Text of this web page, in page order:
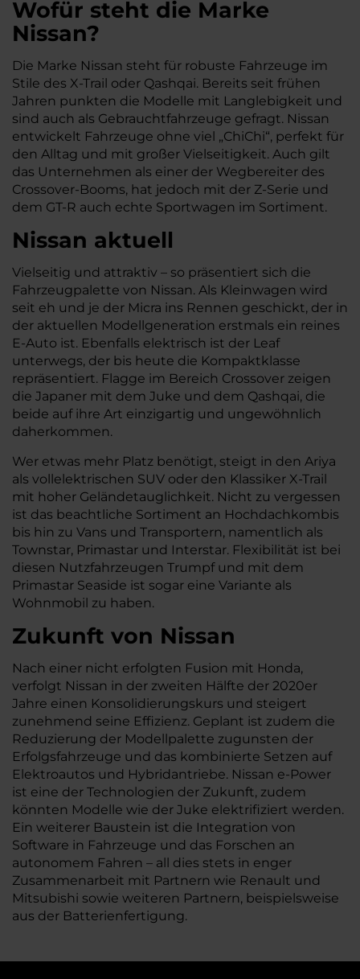
Wofür steht die Marke
Nissan?
Die Marke Nissan steht für robuste Fahrzeuge im
Stile des X-Trail oder Qashqai. Bereits seit frühen
Jahren punkten die Modelle mit Langlebigkeit und
sind auch als Gebrauchtfahrzeuge gefragt. Nissan
entwickelt Fahrzeuge ohne viel „ChiChi“, perfekt für
den Alltag und mit großer Vielseitigkeit. Auch gilt
das Unternehmen als einer der Wegbereiter des
Crossover-Booms, hat jedoch mit der Z-Serie und
dem GT-R auch echte Sportwagen im Sortiment.
Nissan aktuell
Vielseitig und attraktiv – so präsentiert sich die
Fahrzeugpalette von Nissan. Als Kleinwagen wird
seit eh und je der Micra ins Rennen geschickt, der in
der aktuellen Modellgeneration erstmals ein reines
E-Auto ist. Ebenfalls elektrisch ist der Leaf
unterwegs, der bis heute die Kompaktklasse
repräsentiert. Flagge im Bereich Crossover zeigen
die Japaner mit dem Juke und dem Qashqai, die
beide auf ihre Art einzigartig und ungewöhnlich
daherkommen.
Wer etwas mehr Platz benötigt, steigt in den Ariya
als vollelektrischen SUV oder den Klassiker X-Trail
mit hoher Geländetauglichkeit. Nicht zu vergessen
ist das beachtliche Sortiment an Hochdachkombis
bis hin zu Vans und Transportern, namentlich als
Townstar, Primastar und Interstar. Flexibilität ist bei
diesen Nutzfahrzeugen Trumpf und mit dem
Primastar Seaside ist sogar eine Variante als
Wohnmobil zu haben.
Zukunft von Nissan
Nach einer nicht erfolgten Fusion mit Honda,
verfolgt Nissan in der zweiten Hälfte der 2020er
Jahre einen Konsolidierungskurs und steigert
zunehmend seine Effizienz. Geplant ist zudem die
Reduzierung der Modellpalette zugunsten der
Erfolgsfahrzeuge und das kombinierte Setzen auf
Elektroautos und Hybridantriebe. Nissan e-Power
ist eine der Technologien der Zukunft, zudem
könnten Modelle wie der Juke elektrifiziert werden.
Ein weiterer Baustein ist die Integration von
Software in Fahrzeuge und das Forschen an
autonomem Fahren – all dies stets in enger
Zusammenarbeit mit Partnern wie Renault und
Mitsubishi sowie weiteren Partnern, beispielsweise
aus der Batterienfertigung.